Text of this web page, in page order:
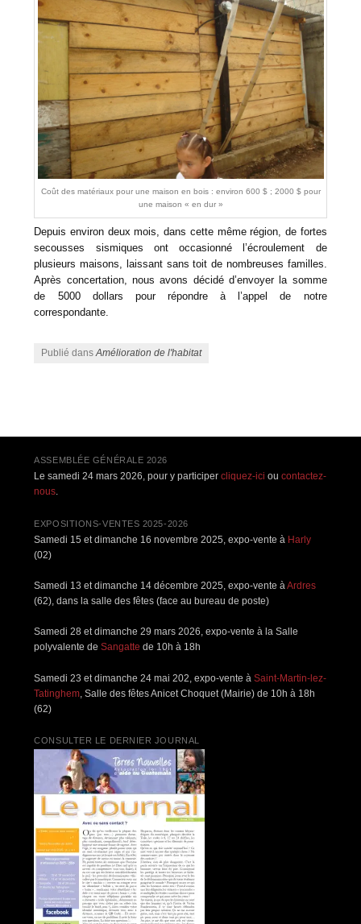
Coût des matériaux pour une maison en bois : environ 600 $ ; 2000 $ pour
une maison « en dur »
Depuis environ deux mois, dans cette même région, de fortes
secousses sismiques ont occasionné l’écroulement de
plusieurs maisons, laissant sans toit de nombreuses familles.
Après concertation, nous avons décidé d’envoyer la somme
de 5000 dollars pour répondre à l’appel de notre
correspondante.
Publié dansAmélioration de l'habitat
ASSEMBLÉE GÉNÉRALE 2026
Le samedi 24 mars 2026, pour y participercliquez-ici oucontactez-
nous.
EXPOSITIONS-VENTES 2025-2026
Samedi 15 et dimanche 16 novembre 2025, expo-vente à Harly
(02)
Samedi 13 et dimanche 14 décembre 2025, expo-vente àArdres
(62), dans la salle des fêtes (face au bureau de poste)
Samedi 28 et dimanche 29 mars 2026, expo-vente à la Salle
polyvalente deSangatte de 10h à 18h
Samedi 23 et dimanche 24 mai 202, expo-vente àSaint-Martin-lez-
Tatinghem , Salle des fêtes Anicet Choquet (Mairie) de 10h à 18h
(62)
CONSULTER LE DERNIER JOURNAL